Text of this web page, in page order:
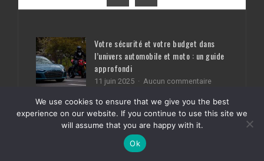
Votre sécurité et votre budget dans
l’univers automobile et moto : un guide
approfondi
11 juin 2025 Aucun commentairesur
sécurité
et
Sage-femmes et homéopathie : un duo
bienveillant pour une grossesse en
douceur
26 janvier 2026
We use cookies to ensure that we give you the best
experience on our website. If you continue to use this site we
will assume that you are happy with it.
Ok